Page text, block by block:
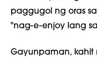
paggugol ng oras
"nag-e-enjoy lang
Gayunpaman,